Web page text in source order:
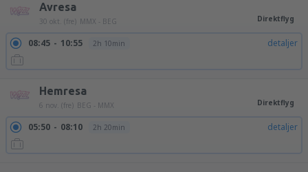
Avresa
30 okt. (fre) MMX - BEG Direktflyg
08:45 10:55 2h 10min detaljer
Hemresa
6 nov. (fre) BEG - MMX Direktflyg
05:50 08:10 2h 20min detaljer